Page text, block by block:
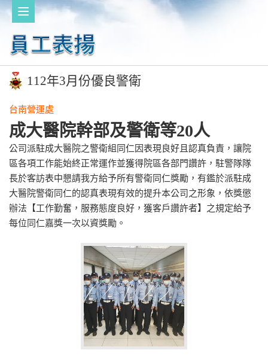
112年3月份優良警衛
台南營運處
成大醫院幹部及警衛等20人
公司派駐成大醫院之警衛組同仁因表現良好且認真負責，讓院
區各項工作能始終正常運作並獲得院區各部門讚許，駐警隊隊
長於客訪表中懇請我方給予所有警衛同仁獎勵，有鑑於派駐成
大醫院警衛同仁的認真表現有效的提升本公司之形象，依獎懲
辦法【工作勤奮，服務態度良好，獲客戶讚許者】之規定給予
每位同仁嘉獎一次以資獎勵。